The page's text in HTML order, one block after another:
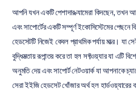
আপনি যখন একটি পেশাদার ক্যামেরা কিনছেন, তখন
এবং সাপোর্টের একটি সম্পূর্ণ ইকোসিস্টেমের পেছনে
হেডসেটটি নিজেই কেবল প্রাথমিক পর্যায় মাত্র। যা
বুদ্ধিমত্তায় রূপান্তর করে তা হল সফ্টওয়্যার যা এটি
অনুমতি দেয় এবং সাপোর্ট নেটওয়ার্ক যা আপনাকে
সেরা ইইজি হেডসেট খোঁজার অর্থ হল হার্ডওয়্যারের